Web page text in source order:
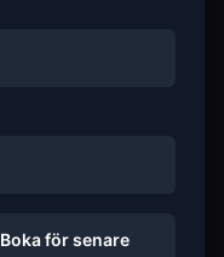
Boka för senare